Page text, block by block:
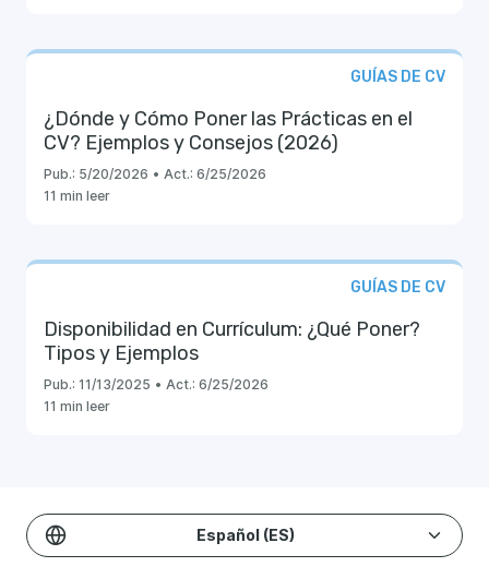
GUÍAS DE CV
¿Dónde y Cómo Poner las Prácticas en el
CV? Ejemplos y Consejos (2026)
Pub.: 5/20/2026 • Act.: 6/25/2026
11 min leer
GUÍAS DE CV
Disponibilidad en Currículum: ¿Qué Poner?
Tipos y Ejemplos
Pub.: 11/13/2025 • Act.: 6/25/2026
11 min leer
Español (ES)